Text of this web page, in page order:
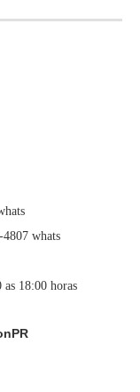
4807 whats
18:00 horas